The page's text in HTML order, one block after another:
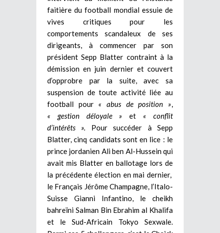
faitière du football mondial essuie de
vives critiques pour les
comportements scandaleux de ses
dirigeants, à commencer par son
président Sepp Blatter contraint à la
démission en juin dernier et couvert
d’opprobre par la suite, avec sa
suspension de toute activité liée au
football pour « abus de position »,
« gestion déloyale » et « conflit
d’intérêts ». Pour succéder à Sepp
Blatter, cinq candidats sont en lice : le
prince jordanien Ali ben Al-­Hussein qui
avait mis Blatter en ballotage lors de
la précédente élection en mai dernier,
le Français Jérôme Champagne, l’Italo-
Suisse Gianni Infantino, le cheikh
bahreïni Salman Bin Ebrahim al Khalifa
et le Sud-Africain Tokyo Sexwale.